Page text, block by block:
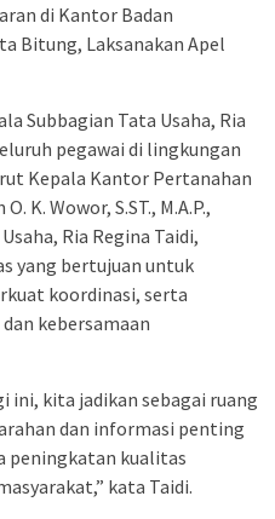
di Kantor Badan
Bitung, Laksanakan Apel
Subbagian Tata Usaha, Ria
pegawai di lingkungan
Kepala Kantor Pertanahan
K. Wowor, S.ST., M.A.P.,
Ria Regina Taidi,
yang bertujuan untuk
koordinasi, serta
kebersamaan
ini, kita jadikan sebagai ruang
dan informasi penting
peningkatan kualitas
kata Taidi.